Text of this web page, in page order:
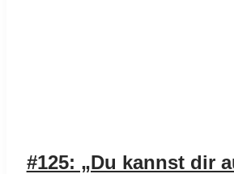
#125: „Du kannst dir